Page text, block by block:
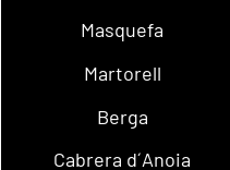
Masquefa
Martorell
Berga
Cabrera d´Anoia